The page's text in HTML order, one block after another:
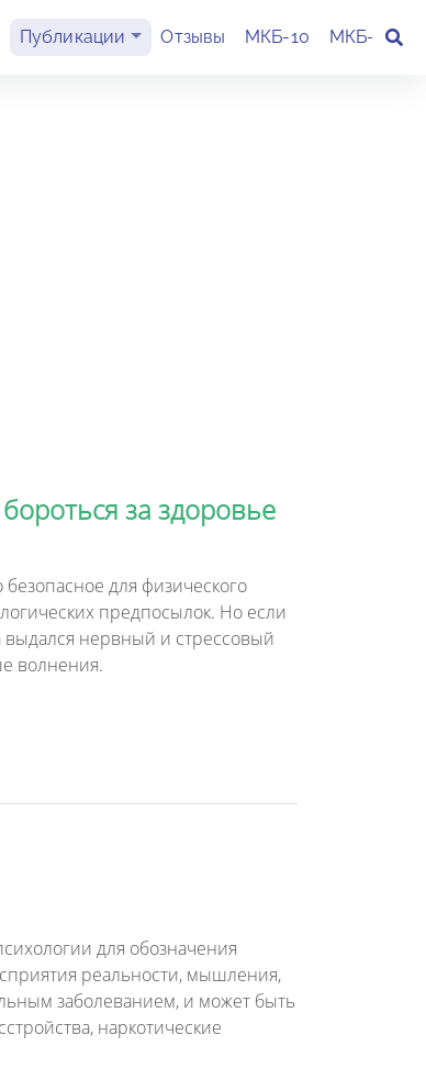
Публикации Отзывы МКБ-10 МКБ-11
за здоровье
для физического
предпосылок. Но если
выдался нервный и стрессовый
волнения.
для обозначения
реальности, мышления,
заболеванием, и может быть
наркотические